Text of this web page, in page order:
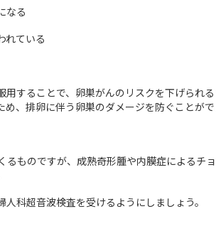
なる
れている
用することで、卵巣がんのリスクを下げられ
、排卵に伴う卵巣のダメージを防ぐことがで
るものですが、成熟奇形腫や内膜症によるチ
科超音波検査を受けるようにしましょう。